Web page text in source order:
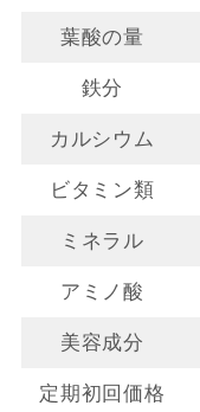
葉酸の量
鉄分
カルシウム
ビタミン類
ミネラル
アミノ酸
美容成分
定期初回価格